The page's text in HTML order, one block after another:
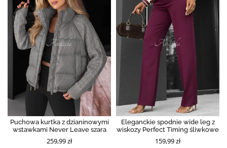
Puchowa kurtka z dzianinowymi
wstawkami Never Leave szara
259,99 zł
Eleganckie spodnie wide leg z
wiskozy Perfect Timing śliwkowe
159,99 zł